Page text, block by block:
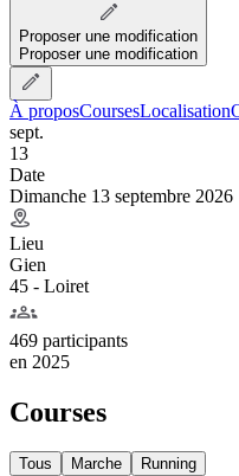
Proposer une modification
Proposer une modification
À proposCoursesLocalisation
sept.
13
Date
Dimanche 13 septembre 2026
Lieu
Gien
45 - Loiret
469 participants
en 2025
Courses
Tous Marche Running